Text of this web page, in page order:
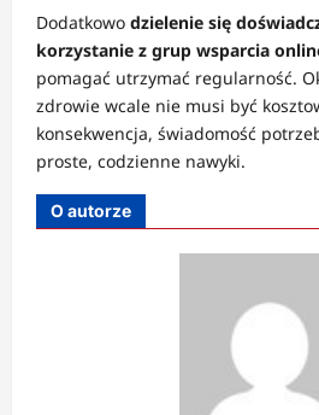
Dodatkowo dzielenie się
korzystanie z grup wsparcia
pomagać utrzymać regularność.
zdrowie wcale nie musi być
konsekwencja, świadomość
proste, codzienne nawyki.
O autorze